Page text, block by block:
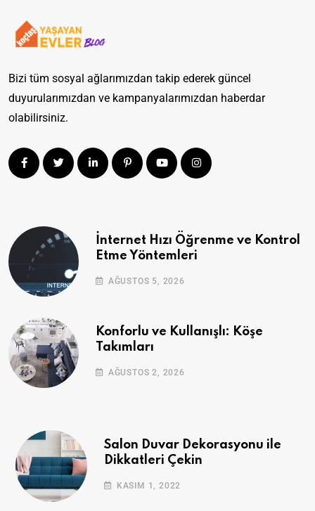
Bizi tüm sosyal ağlarımızdan takip ederek güncel
duyurularımızdan ve kampanyalarımızdan haberdar
olabilirsiniz.
İnternet Hızı Öğrenme ve Kontrol
Etme Yöntemleri
AĞUSTOS 5, 2026
Konforlu ve Kullanışlı: Köşe
Takımları
AĞUSTOS 2, 2026
Salon Duvar Dekorasyonu ile
Dikkatleri Çekin
KASIM 1, 2022